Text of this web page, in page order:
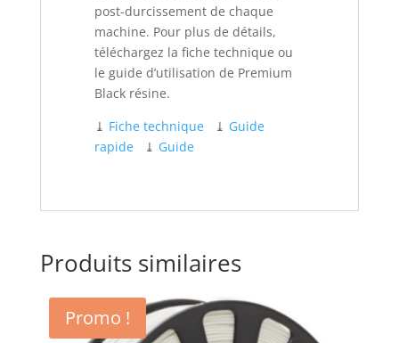
post-durcissement de chaque
machine. Pour plus de détails,
téléchargez la fiche technique ou
le guide d’utilisation de Premium
Black résine.
⤓ Fiche technique⤓ Guide
rapide⤓ Guide
Produits similaires
Promo !